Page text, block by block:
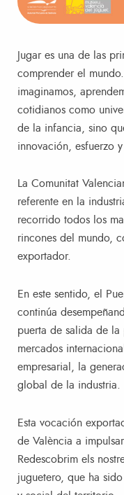
Jugar es una de las
comprender el
imaginamos,
cotidianos como
de la infancia, sino
innovación, esfuerzo y
La Comunitat
referente en la
recorrido todos los
rincones del mundo,
exportador.
En este sentido, el
continúa
puerta de salida de
mercados
empresarial, la
global de la industria.
Esta vocación
de València a
Redescobrim els
juguetero, que ha